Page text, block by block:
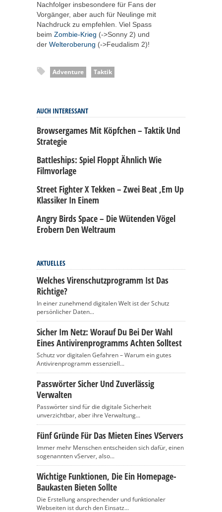
Nachfolger insbesondere für Fans der
Vorgänger, aber auch für Neulinge mit
Nachdruck zu empfehlen. Viel Spass
beim Zombie-Krieg (->Sonny 2) und
der Welteroberung (->Feudalism 2)!
Adventure Taktik
AUCH INTERESSANT
Browsergames Mit Köpfchen – Taktik Und
Strategie
Battleships: Spiel Floppt Ähnlich Wie
Filmvorlage
Street Fighter X Tekken – Zwei Beat ‚em Up
Klassiker In Einem
Angry Birds Space – Die Wütenden Vögel
Erobern Den Weltraum
AKTUELLES
Welches Virenschutzprogramm Ist Das
Richtige?
In einer zunehmend digitalen Welt ist der Schutz
persönlicher Daten...
Sicher Im Netz: Worauf Du Bei Der Wahl
Eines Antivirenprogramms Achten Solltest
Schutz vor digitalen Gefahren – Warum ein gutes
Antivirenprogramm essenziell...
Passwörter Sicher Und Zuverlässig
Verwalten
Passwörter sind für die digitale Sicherheit
unverzichtbar, aber ihre Verwaltung...
Fünf Gründe Für Das Mieten Eines VServers
Immer mehr Menschen entscheiden sich dafür, einen
sogenannten vServer, also...
Wichtige Funktionen, Die Ein Homepage-
Baukasten Bieten Sollte
Die Erstellung ansprechender und funktionaler
Webseiten ist durch den Einsatz...